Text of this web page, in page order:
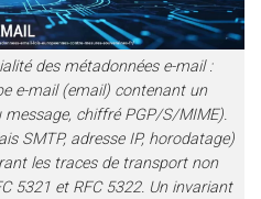
des métadonnées e-mail :
e-mail (email) contenant un
chiffré PGP/S/MIME).
SMTP, adresse IP, horodatage)
les traces de transport non
5321 et RFC 5322. Un invariant